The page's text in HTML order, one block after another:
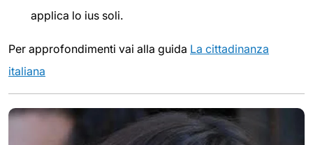
applica lo ius soli.
Per approfondimenti vai alla guida La cittadinanza
italiana